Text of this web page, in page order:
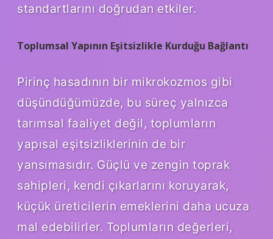
standartlarını doğrudan etkiler.
Toplumsal Yapının Eşitsizlikle Kurduğu Bağlantı
Pirinç hasadının bir mikrokozmos gibi
düşündüğümüzde, bu süreç yalnızca
tarımsal faaliyet değil, toplumların
yapısal eşitsizliklerinin de bir
yansımasıdır. Güçlü ve zengin toprak
sahipleri, kendi çıkarlarını koruyarak,
küçük üreticilerin emeklerini daha ucuza
mal edebilirler. Toplumların değerleri,